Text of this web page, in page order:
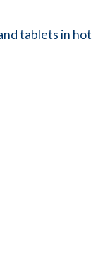
tablets in hot